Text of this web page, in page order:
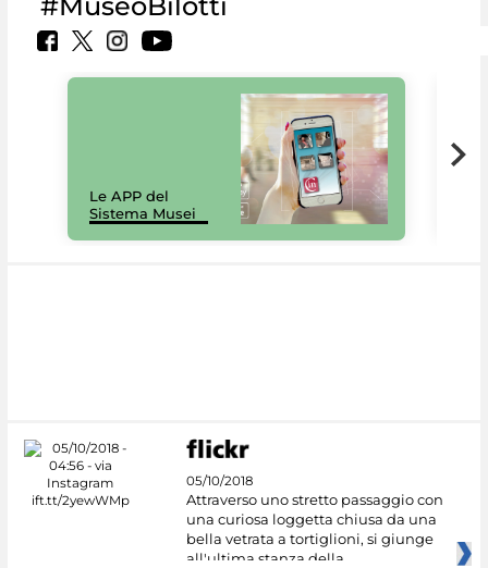
Le APP del
Sistema Musei
05/10/2018
Attraverso uno stretto passaggio con
una curiosa loggetta chiusa da una
bella vetrata a tortiglioni, si giunge
all'ultima stanza della